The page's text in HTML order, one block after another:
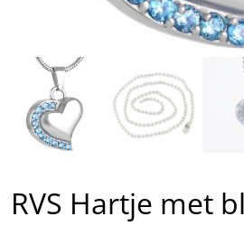
RVS Hartje met